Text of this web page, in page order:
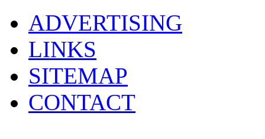
ADVERTISING
LINKS
SITEMAP
CONTACT